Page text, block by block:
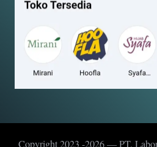
Copyright 2023 -2026 — PT.